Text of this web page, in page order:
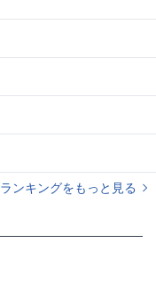
ンキングをもっと見る